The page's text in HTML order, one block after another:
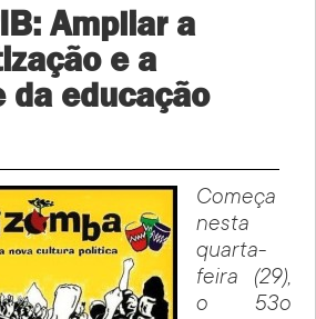
Ampliar a
e a
da educação
Começa
nesta
quarta-
feira (29),
o 53o